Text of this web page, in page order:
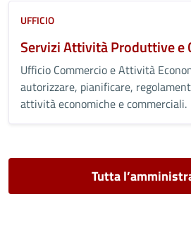
UFFICIO
Servizi Attività Produttive e
Ufficio Commercio e Attività
autorizzare, pianificare,
attività economiche e commerciali.
Tutta